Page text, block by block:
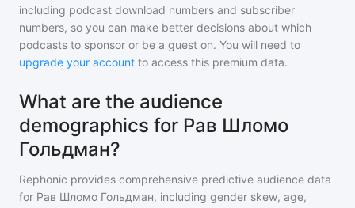
including podcast download numbers and subscriber
numbers, so you can make better decisions about which
podcasts to sponsor or be a guest on. You will need to
upgrade your account to access this premium data.
What are the audience
demographics for Рав Шломо
Гольдман?
Rephonic provides comprehensive predictive audience data
for Рав Шломо Гольдман, including gender skew, age,